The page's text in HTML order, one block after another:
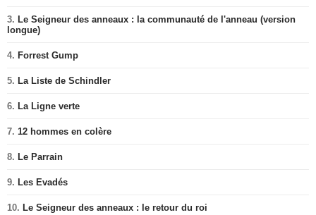
3. Le Seigneur des anneaux : la communauté de l'anneau (version
longue)
4. Forrest Gump
5. La Liste de Schindler
6. La Ligne verte
7. 12 hommes en colère
8. Le Parrain
9. Les Evadés
10. Le Seigneur des anneaux : le retour du roi